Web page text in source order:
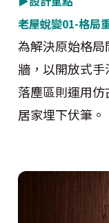
老屋蛻變01-格局
為解決原始格
牆，以開放式
落塵區則運用
居家埋下伏筆。